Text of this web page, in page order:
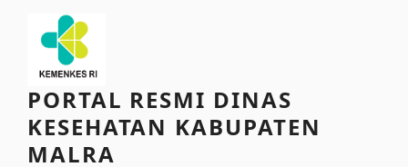
content
PORTAL RESMI DINAS
KESEHATAN KABUPATEN
MALRA